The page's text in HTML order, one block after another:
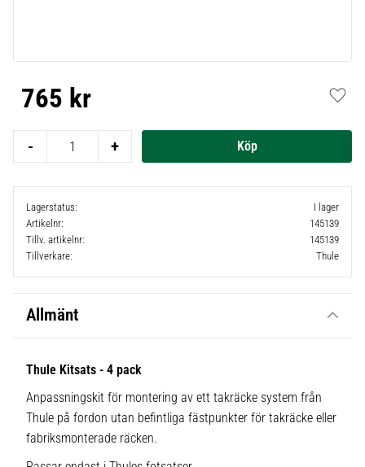
765 kr
+
-
Lagerstatus
I lager
Artikelnr
145139
Tillv. artikelnr
145139
Tillverkare
Thule
Allmänt
Thule Kitsats - 4 pack
Anpassningskit för montering av ett takräcke system från
Thule på fordon utan befintliga fästpunkter för takräcke eller
fabriksmonterade räcken.